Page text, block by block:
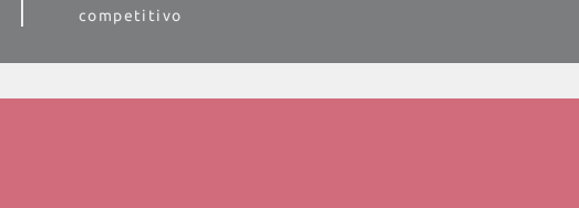
competitivo